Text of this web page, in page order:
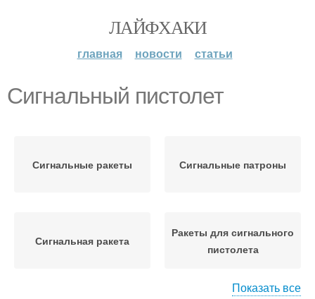
ЛАЙФХАКИ
главная новости статьи
Сигнальный пистолет
Сигнальные ракеты Сигнальные патроны
Сигнальная ракета
Ракеты для сигнального
пистолета
Показать все